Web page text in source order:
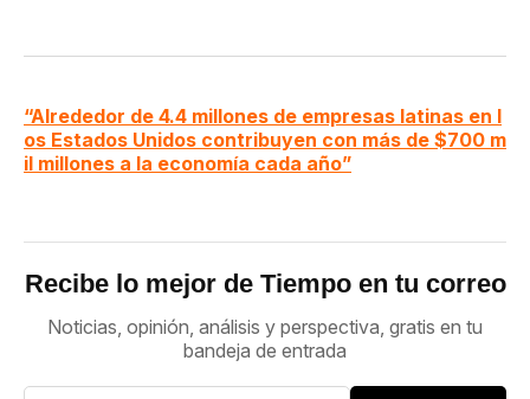
“Alrededor de 4.4 millones de empresas latinas en l
os Estados Unidos contribuyen con más de $700 m
il millones a la economía cada año”
Recibe lo mejor de Tiempo en tu correo
Noticias, opinión, análisis y perspectiva, gratis en tu
bandeja de entrada